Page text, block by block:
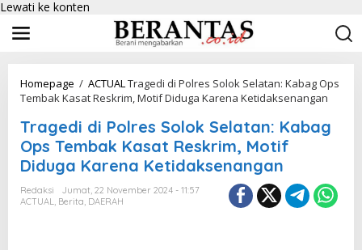
Lewati ke konten
Homepage / ACTUALTragedi di Polres Solok Selatan: Kabag Ops
Tembak Kasat Reskrim, Motif Diduga Karena Ketidaksenangan
Tragedi di Polres Solok Selatan: Kabag
Ops Tembak Kasat Reskrim, Motif
Diduga Karena Ketidaksenangan
Redaksi
Jumat, 22 November 2024 - 11:57
ACTUAL, Berita, DAERAH